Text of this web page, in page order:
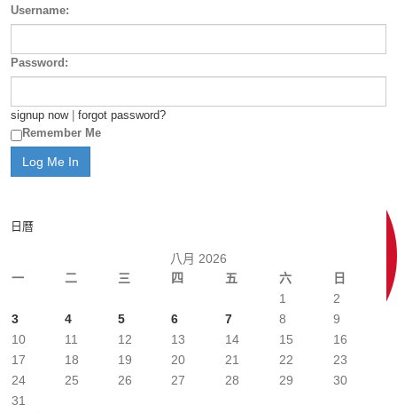
Username:
Password:
signup now| forgot password?
Remember Me
日曆
八月 2026
一
二 三 四 五 六 日
1
2
3
4 5 6 7 8
9
10
11 12 13 14 15
16
17
18 19 20 21 22
23
24
25 26 27 28 29
30
31